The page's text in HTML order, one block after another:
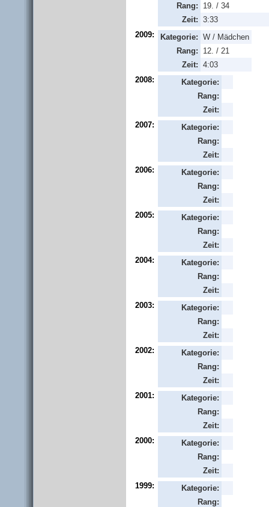
Rang:
19. / 34
Zeit: 3:33
2009:
Kategorie: W / Mädchen
Rang:
12. / 21
Zeit: 4:03
2008:
Kategorie:
Rang:
Zeit:
2007:
Kategorie:
Rang:
Zeit:
2006:
Kategorie:
Rang:
Zeit:
2005:
Kategorie:
Rang:
Zeit:
2004:
Kategorie:
Rang:
Zeit:
2003:
Kategorie:
Rang:
Zeit:
2002:
Kategorie:
Rang:
Zeit:
2001:
Kategorie:
Rang:
Zeit:
2000:
Kategorie:
Rang:
Zeit:
1999:
Kategorie:
Rang: